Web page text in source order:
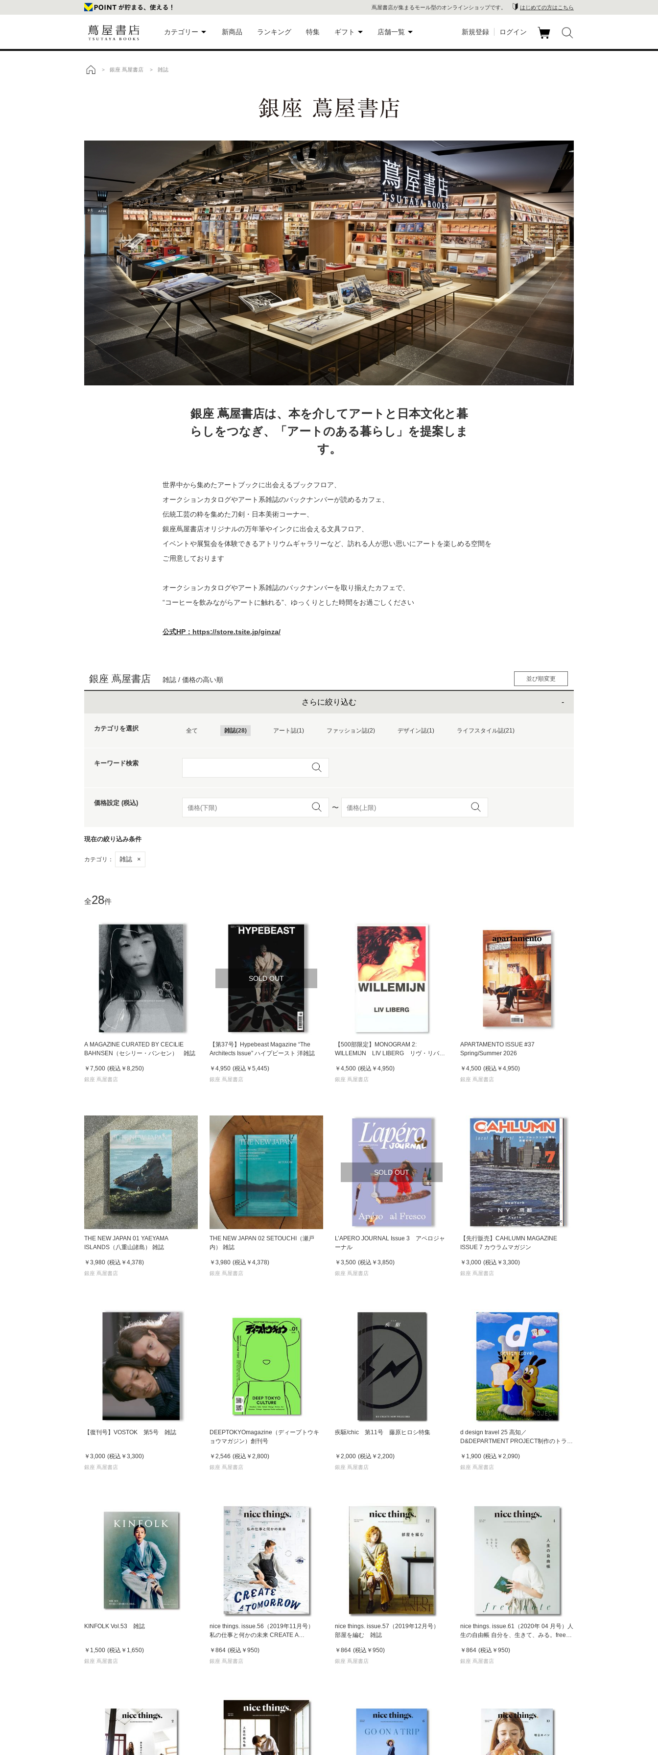
蔦屋書店が集まるモール型のオンラインショップです。 はじめての方はこちら
カテゴリー
楽
文具
雑貨
家電
食品
eギフト
新商品 ランキング 特集 ギフト
eギフト
店舗一覧
銀座 蔦屋
書店
六本木 蔦
屋書店
京都 蔦屋
書店
京都岡崎
蔦屋書店
梅田 蔦屋
書店
枚方 蔦屋
広島 蔦屋
新規登録 ログイン
> 銀座 蔦屋書店 > 雑誌
銀座 蔦屋書店は、本を介してアートと日本文化と暮
らしをつなぎ、「アートのある暮らし」を提案しま
す。
世界中から集めたアートブックに出会えるブックフロア、
オークションカタログやアート系雑誌のバックナンバーが読めるカフェ、
伝統工芸の粋を集めた刀剣・日本美術コーナー、
銀座蔦屋書店オリジナルの万年筆やインクに出会える文具フロア、
イベントや展覧会を体験できるアトリウムギャラリーなど、訪れる人が思い思いにアートを楽しめる空間を
ご用意しております
オークションカタログやアート系雑誌のバックナンバーを取り揃えたカフェで、
“コーヒーを飲みながらアートに触れる”、ゆっくりとした時間をお過ごしください
公式HP：https://store.tsite.jp/ginza/
銀座 蔦屋書店 雑誌 / 価格の高い順
さらに絞り込む
カテゴリを選択 全て 雑誌(28) アート誌(1) ファッション誌(2) デザイン誌(1) ライフスタイル誌(21)
キーワード検索
価格設定 (税込)
〜
現在の絞り込み条件
カテゴリ： 雑誌 ×
全28件
並び順変更
人気順
A MAGAZINE CURATED BY CECILIE
BAHNSEN（セシリー・バンセン） 雑誌
￥7,500 (税込 ￥8,250)
銀座 蔦屋書店
SOLD OUT
【第37号】Hypebeast Magazine “The
Architects Issue” ハイプビースト 洋雑誌
￥4,950 (税込 ￥5,445)
銀座 蔦屋書店
【500部限定】MONOGRAM 2:
WILLEMIJN LIV LIBERG リヴ・リバー
の第2号
￥4,500 (税込 ￥4,950)
銀座 蔦屋書店
APARTAMENTO ISSUE #37
Spring/Summer 2026
￥4,500 (税込 ￥4,950)
銀座 蔦屋書店
THE NEW JAPAN 01 YAEYAMA
ISLANDS（八重山諸島） 雑誌
￥3,980 (税込 ￥4,378)
銀座 蔦屋書店
THE NEW JAPAN 02 SETOUCHI（瀬戸
内） 雑誌
￥3,980 (税込 ￥4,378)
銀座 蔦屋書店
SOLD OUT
L’APERO JOURNAL Issue 3 アペロジャ
ーナル
￥3,500 (税込 ￥3,850)
銀座 蔦屋書店
【先行販売】CAHLUMN MAGAZINE
ISSUE 7 カウラムマガジン
￥3,000 (税込 ￥3,300)
銀座 蔦屋書店
【復刊号】VOSTOK 第5号 雑誌
￥3,000 (税込 ￥3,300)
銀座 蔦屋書店
DEEPTOKYOmagazine（ディープトウキ
ョウマガジン）創刊号
￥2,546 (税込 ￥2,800)
銀座 蔦屋書店
疾駆/chic 第11号 藤原ヒロシ特集
￥2,000 (税込 ￥2,200)
銀座 蔦屋書店
d design travel 25 高知／
D&DEPARTMENT PROJECT制作のトラベ
￥1,900 (税込 ￥2,090)
銀座 蔦屋書店
KINFOLK Vol.53 雑誌
￥1,500 (税込 ￥1,650)
銀座 蔦屋書店
nice things. issue.56（2019年11月号）
私の仕事と何かの未来 CREATE A
￥864 (税込 ￥950)
銀座 蔦屋書店
nice things. issue.57（2019年12月号）
部屋を編む 雑誌
￥864 (税込 ￥950)
銀座 蔦屋書店
nice things. issue.61（2020年 04 月号）人
生の自由帳 自分を、生きて、みる。free
￥864 (税込 ￥950)
銀座 蔦屋書店